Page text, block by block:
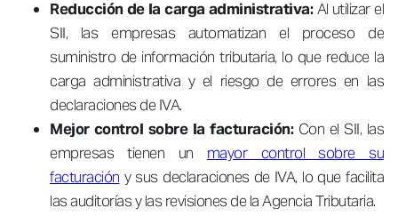
Reducción de la carga administrativa:Al utilizar el
SII, las empresas automatizan el proceso de
suministro de información tributaria, lo que reduce la
carga administrativa y el riesgo de errores en las
declaraciones de IVA.
Mejor control sobre la facturación:Con el SII, las
empresas tienen un mayor control sobre su
facturación y sus declaraciones de IVA, lo que facilita
las auditorías y las revisiones de la Agencia Tributaria.